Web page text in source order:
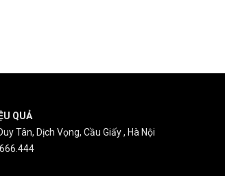
QUẢ
Tân, Dịch Vọng, Cầu Giấy , Hà Nội